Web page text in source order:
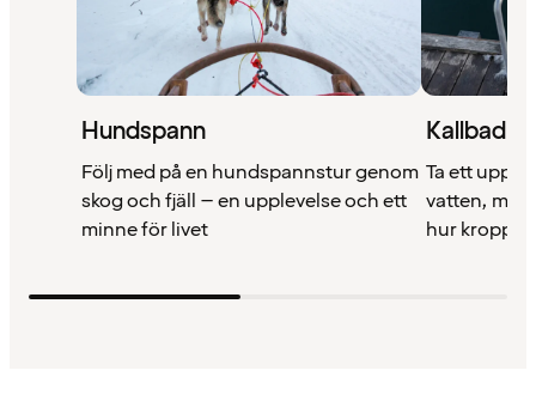
Hundspann
Följ med på en hundspannstur genom
skog och fjäll – en upplevelse och ett
minne för livet
Kallbad
Ta ett
vatten,
hur